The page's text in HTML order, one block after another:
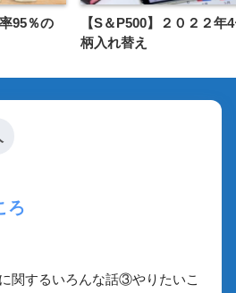
95％の
【S＆P500】２０２２年
柄入れ替え
ろ
関するいろんな話③やりたいこ